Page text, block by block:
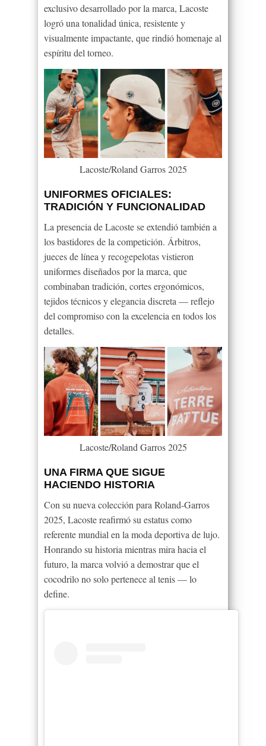
exclusivo desarrollado por la marca, Lacoste
logró una tonalidad única, resistente y
visualmente impactante, que rindió homenaje al
espíritu del torneo.
Lacoste/Roland Garros 2025
UNIFORMES OFICIALES:
TRADICIÓN Y FUNCIONALIDAD
La presencia de Lacoste se extendió también a
los bastidores de la competición. Árbitros,
jueces de línea y recogepelotas vistieron
uniformes diseñados por la marca, que
combinaban tradición, cortes ergonómicos,
tejidos técnicos y elegancia discreta — reflejo
del compromiso con la excelencia en todos los
detalles.
Lacoste/Roland Garros 2025
UNA FIRMA QUE SIGUE
HACIENDO HISTORIA
Con su nueva colección para Roland-Garros
2025, Lacoste reafirmó su estatus como
referente mundial en la moda deportiva de lujo.
Honrando su historia mientras mira hacia el
futuro, la marca volvió a demostrar que el
cocodrilo no solo pertenece al tenis — lo
define.